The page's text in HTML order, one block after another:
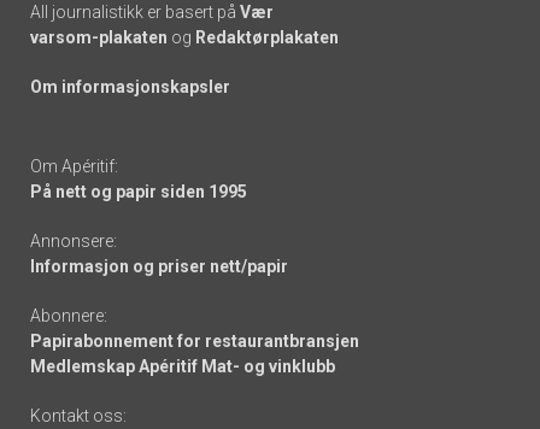
All journalistikk er basert på Vær
varsom-plakaten og Redaktørplakaten
Om informasjonskapsler
Om Apéritif:
På nett og papir siden 1995
Annonsere:
Informasjon og priser nett/papir
Abonnere:
Papirabonnement for restaurantbransjen
Medlemskap Apéritif Mat- og vinklubb
Kontakt oss: